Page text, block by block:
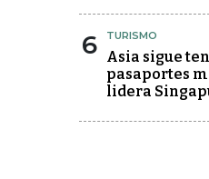
6 TURISMO
Asia sigue
pasaportes
lidera